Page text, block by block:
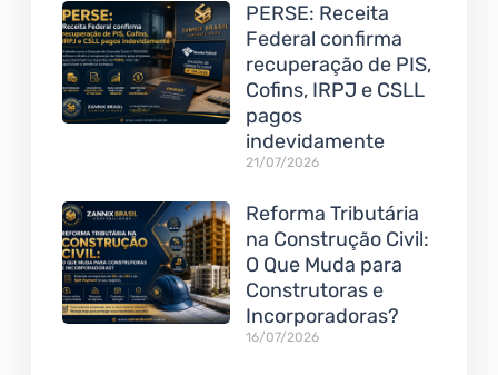
PERSE: Receita
Federal confirma
recuperação de PIS,
Cofins, IRPJ e CSLL
pagos
indevidamente
21/07/2026
Reforma Tributária
na Construção Civil:
O Que Muda para
Construtoras e
Incorporadoras?
16/07/2026